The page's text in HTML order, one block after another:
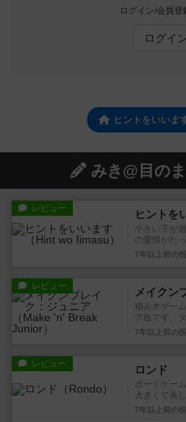
ログイン/会員登
ログイ
ヒントをいいま
みき@目の
レビュー ヒントを
小さい子が
の愛情がた
7年以上前 の
レビュー メイクン
積み木ゲー
ア版です。
7年以上前 の
レビュー ロンド
ボードゲー
大きくて美
7年以上前 の